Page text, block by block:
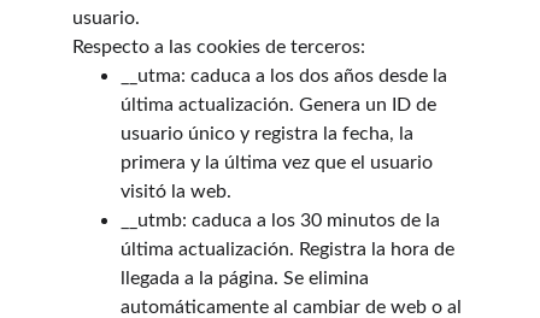
usuario.
Respecto a las cookies de terceros:
__utma: caduca a los dos años desde la
última actualización. Genera un ID de
usuario único y registra la fecha, la
primera y la última vez que el usuario
visitó la web.
__utmb: caduca a los 30 minutos de la
última actualización. Registra la hora de
llegada a la página. Se elimina
automáticamente al cambiar de web o al